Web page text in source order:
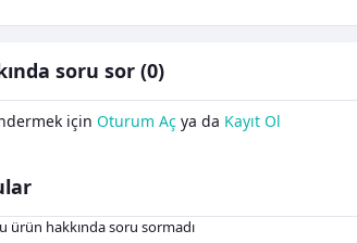
soru sor (0)
için Oturum Açya da Kayıt Ol
ürün hakkında soru sormadı